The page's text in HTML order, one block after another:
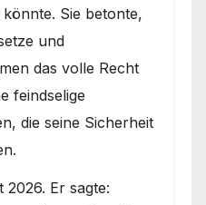
Sie betonte,
und
das volle Recht
feindselige
die seine Sicherheit
2026. Er sagte: